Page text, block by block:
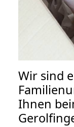
Wir sind
Ihnen